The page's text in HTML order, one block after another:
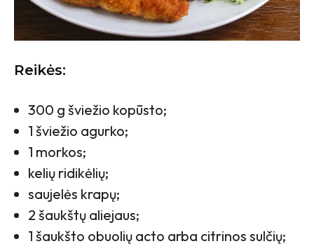
Reikės:
300 g šviežio kopūsto;
1 šviežio agurko;
1 morkos;
kelių ridikėlių;
saujelės krapų;
2 šaukštų aliejaus;
1 šaukšto obuolių acto arba citrinos sulčių;